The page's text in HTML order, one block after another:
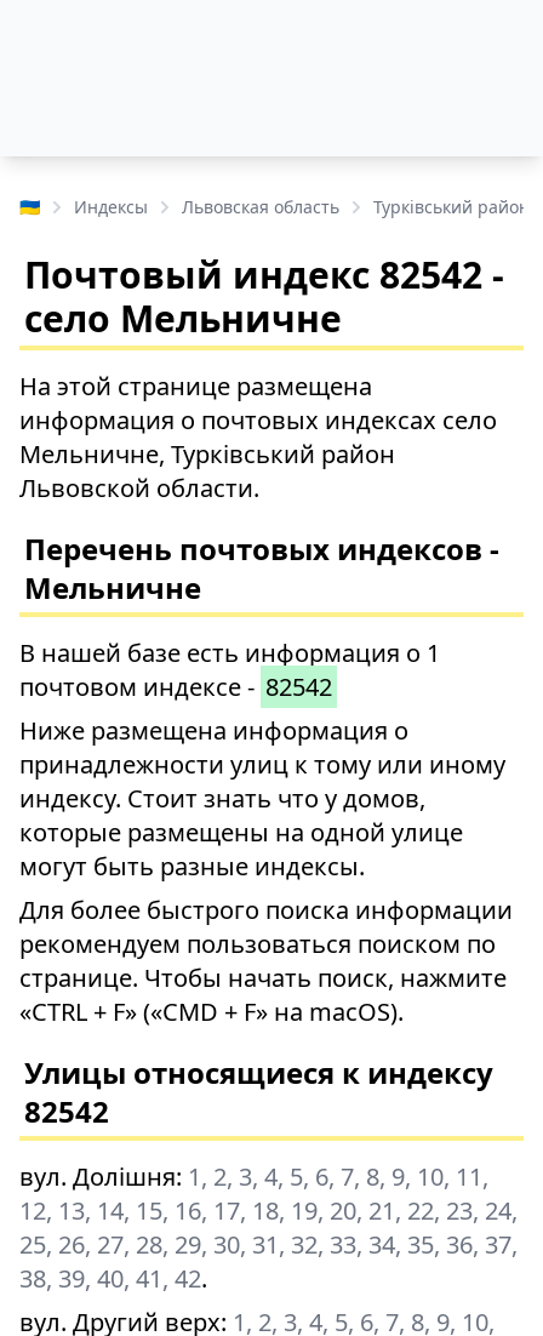
🇺🇦 Индексы Львовская область Турківський район
Почтовый индекс 82542 -
село Мельничне
На этой странице размещена
информация о почтовых индексах село
Мельничне, Турківський район
Львовской области.
Перечень почтовых индексов -
Мельничне
В нашей базе есть информация о 1
почтовом индексе - 82542
Ниже размещена информация о
принадлежности улиц к тому или иному
индексу. Стоит знать что у домов,
которые размещены на одной улице
могут быть разные индексы.
Для более быстрого поиска информации
рекомендуем пользоваться поиском по
странице. Чтобы начать поиск, нажмите
«CTRL + F» («CMD + F» на macOS).
Улицы относящиеся к индексу
82542
вул. Долішня: 1, 2, 3, 4, 5, 6, 7, 8, 9, 10, 11,
12, 13, 14, 15, 16, 17, 18, 19, 20, 21, 22, 23, 24,
25, 26, 27, 28, 29, 30, 31, 32, 33, 34, 35, 36, 37,
38, 39, 40, 41, 42.
вул. Другий верх: 1, 2, 3, 4, 5, 6, 7, 8, 9, 10,